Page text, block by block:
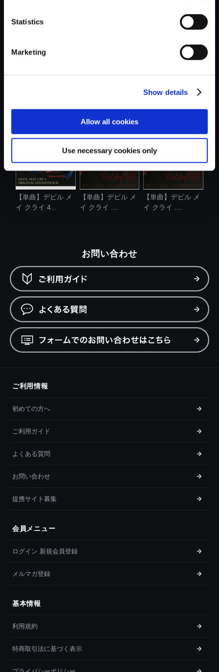
Statistics
Marketing
Show details
Allow all cookies
Use necessary cookies only
おすすめ商品
イ クライ 4...
イ クライ 2...
イ クライ ....
【単曲】デビル メ
イ クライ 4...
【単曲】デビル メ
イ クライ ....
【単曲】デビル メ
イ クライ ....
お問い合わせ
ご利用情報
初めての方へ
ご利用ガイド
よくある質問
お問い合わせ
提携サイト募集
会員メニュー
ログイン 新規会員登録
メルマガ登録
基本情報
利用規約
特商取引法に基づく表示